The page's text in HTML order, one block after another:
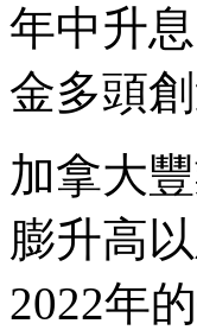
年中升
金多頭
加拿大
膨升高
2022年